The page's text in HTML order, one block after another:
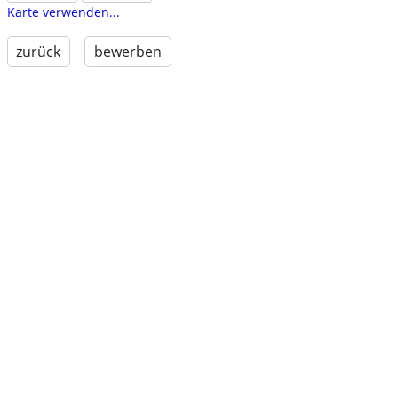
Karte verwenden...
zurück bewerben